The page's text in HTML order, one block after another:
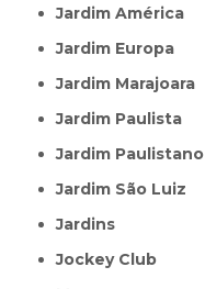
Jardim América
Jardim Europa
Jardim Marajoara
Jardim Paulista
Jardim Paulistano
Jardim São Luiz
Jardins
Jockey Club